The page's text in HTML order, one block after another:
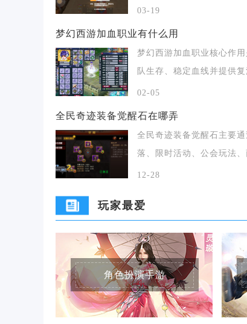
家园料理台收集对
03-19
梦幻西游加血职业有什么用
梦幻西游加血职业核心作用
队生存、稳定血线并提供
益，是所有难度任务
02-05
全民奇迹装备觉醒石在哪弄
全民奇迹装备觉醒石主要
落、限时活动、公会玩法、
及合成兑换五大核
12-28
玩家最爱
角色扮演手游